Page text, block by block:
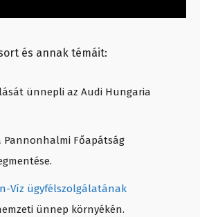
és annak témáit:
ünnepli az Audi Hungaria
Pannonhalmi Főapátság
Víz ügyfélszolgálatának
ünnep környékén.